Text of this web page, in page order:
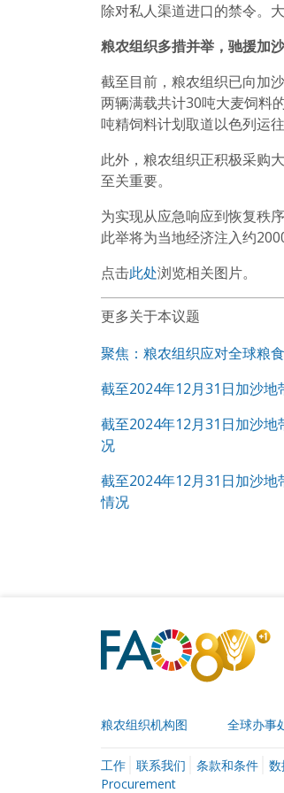
除对私人渠道进口的禁令。
粮农组织多措并举，驰援加沙
截至目前，粮农组织已向加
两辆满载共计30吨大麦饲料
吨精饲料计划取道以色列运往
此外，粮农组织正积极采购
至关重要。
为实现从应急响应到恢复秩
此举将为当地经济注入约
点击此处浏览相关图片。
更多关于本议题
聚焦：粮农组织应对全球粮
截至2024年12月31日加沙
截至2024年12月31日加沙
况
截至2024年12月31日加沙
情况
粮农组织机构图 全球办事
工作 联系我们 条款和条件
Procurement